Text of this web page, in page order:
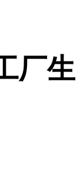
厂生